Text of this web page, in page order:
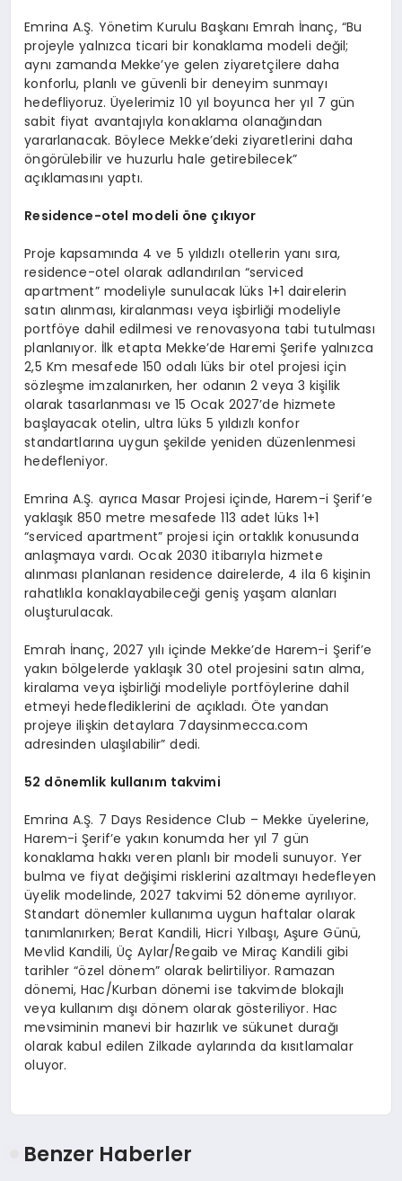
Emrina A.Ş. Yönetim Kurulu Başkanı Emrah İnanç, “Bu
projeyle yalnızca ticari bir konaklama modeli değil;
aynı zamanda Mekke’ye gelen ziyaretçilere daha
konforlu, planlı ve güvenli bir deneyim sunmayı
hedefliyoruz. Üyelerimiz 10 yıl boyunca her yıl 7 gün
sabit fiyat avantajıyla konaklama olanağından
yararlanacak. Böylece Mekke’deki ziyaretlerini daha
öngörülebilir ve huzurlu hale getirebilecek”
açıklamasını yaptı.
Residence-otel modeli öne çıkıyor
Proje kapsamında 4 ve 5 yıldızlı otellerin yanı sıra,
residence-otel olarak adlandırılan “serviced
apartment” modeliyle sunulacak lüks 1+1 dairelerin
satın alınması, kiralanması veya işbirliği modeliyle
portföye dahil edilmesi ve renovasyona tabi tutulması
planlanıyor. İlk etapta Mekke’de Haremi Şerife yalnızca
2,5 Km mesafede 150 odalı lüks bir otel projesi için
sözleşme imzalanırken, her odanın 2 veya 3 kişilik
olarak tasarlanması ve 15 Ocak 2027’de hizmete
başlayacak otelin, ultra lüks 5 yıldızlı konfor
standartlarına uygun şekilde yeniden düzenlenmesi
hedefleniyor.
Emrina A.Ş. ayrıca Masar Projesi içinde, Harem-i Şerif’e
yaklaşık 850 metre mesafede 113 adet lüks 1+1
“serviced apartment” projesi için ortaklık konusunda
anlaşmaya vardı. Ocak 2030 itibarıyla hizmete
alınması planlanan residence dairelerde, 4 ila 6 kişinin
rahatlıkla konaklayabileceği geniş yaşam alanları
oluşturulacak.
Emrah İnanç, 2027 yılı içinde Mekke’de Harem-i Şerif’e
yakın bölgelerde yaklaşık 30 otel projesini satın alma,
kiralama veya işbirliği modeliyle portföylerine dahil
etmeyi hedeflediklerini de açıkladı. Öte yandan
projeye ilişkin detaylara 7daysinmecca.com
adresinden ulaşılabilir” dedi.
52 dönemlik kullanım takvimi
Emrina A.Ş. 7 Days Residence Club – Mekke üyelerine,
Harem-i Şerif’e yakın konumda her yıl 7 gün
konaklama hakkı veren planlı bir modeli sunuyor. Yer
bulma ve fiyat değişimi risklerini azaltmayı hedefleyen
üyelik modelinde, 2027 takvimi 52 döneme ayrılıyor.
Standart dönemler kullanıma uygun haftalar olarak
tanımlanırken; Berat Kandili, Hicri Yılbaşı, Aşure Günü,
Mevlid Kandili, Üç Aylar/Regaib ve Miraç Kandili gibi
tarihler “özel dönem” olarak belirtiliyor. Ramazan
dönemi, Hac/Kurban dönemi ise takvimde blokajlı
veya kullanım dışı dönem olarak gösteriliyor. Hac
mevsiminin manevi bir hazırlık ve sükunet durağı
olarak kabul edilen Zilkade aylarında da kısıtlamalar
oluyor.
Benzer Haberler